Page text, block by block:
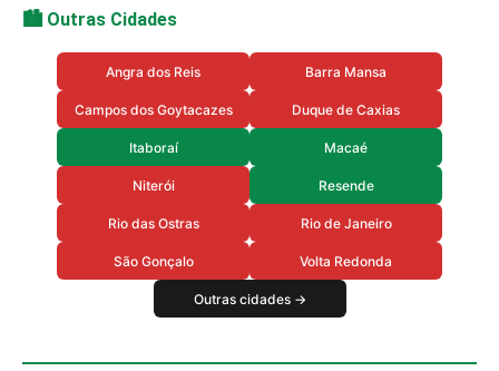
🏙️ Outras Cidades
Angra dos Reis Barra Mansa
Campos dos Goytacazes Duque de Caxias
Itaboraí Macaé
Niterói Resende
Rio das Ostras Rio de Janeiro
São Gonçalo Volta Redonda
Outras cidades →